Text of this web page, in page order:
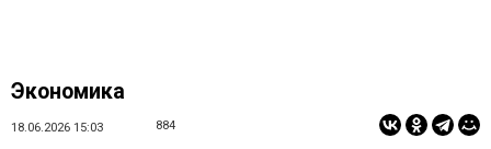
Экономика
18.06.2026 15:03 884